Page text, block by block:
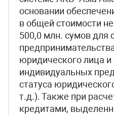
основании
в общей стоимости
500,0 млн. сумов для
юридического лица
индивидуальных
статуса
т.д.). Также при
кредитами,